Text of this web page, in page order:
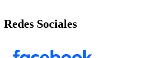
Redes Sociales